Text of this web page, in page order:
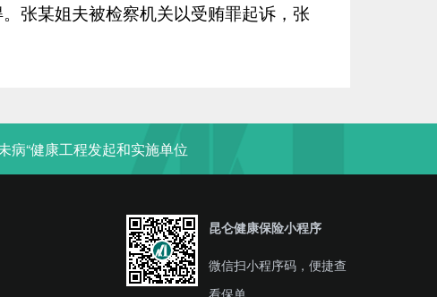
张某姐夫被检察机关以受贿罪起诉，张
病“健康工程发起和实施单位
昆仑健康保险小程序
微信扫小程序码，便捷查
看保单